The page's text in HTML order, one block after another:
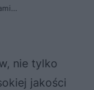
nie tylko
jakości